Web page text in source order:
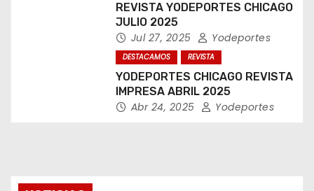
REVISTA YODEPORTES CHICAGO
JULIO 2025
Jul 27, 2025 Yodeportes
DESTACAMOS REVISTA
YODEPORTES CHICAGO REVISTA
IMPRESA ABRIL 2025
Abr 24, 2025 Yodeportes